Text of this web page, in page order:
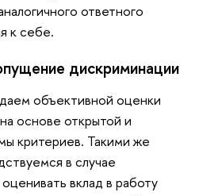
ответного
к себе.
дискриминации
объективной оценки
основе открытой и
критериев. Такими же
в случае
вклад в работу